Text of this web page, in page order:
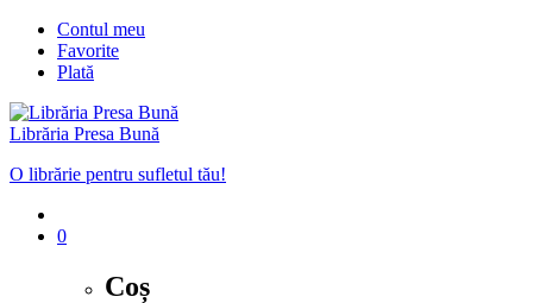
Contul meu
Favorite
Plată
Librăria Presa Bună
O librărie pentru sufletul tău!
0
Coș